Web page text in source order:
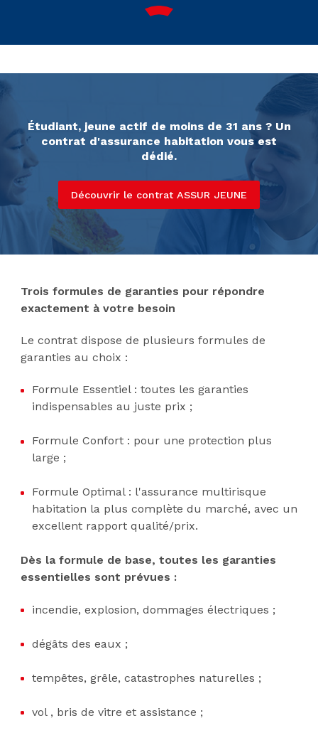
Étudiant, jeune actif de moins de 31 ans ? Un
contrat d'assurance habitation vous est
dédié.
Découvrir le contrat ASSUR JEUNE
Trois formules de garanties pour répondre
exactement à votre besoin
Le contrat dispose de plusieurs formules de
garanties au choix :
Formule Essentiel : toutes les garanties
indispensables au juste prix ;
Formule Confort : pour une protection plus
large ;
Formule Optimal : l'assurance multirisque
habitation la plus complète du marché, avec un
excellent rapport qualité/prix.
Dès la formule de base, toutes les garanties
essentielles sont prévues :
incendie, explosion, dommages électriques ;
dégâts des eaux ;
tempêtes, grêle, catastrophes naturelles ;
vol , bris de vitre et assistance ;